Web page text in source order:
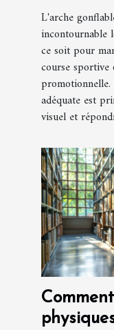
L'arche
incontournable
ce soit pour
course
adéquate est
visuel et